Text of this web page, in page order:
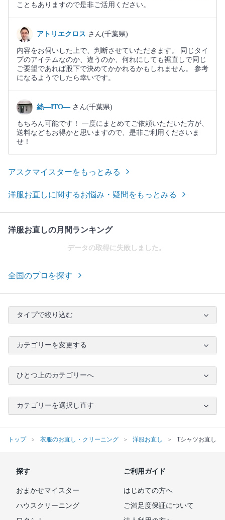
こともありますので是非ご活用ください。
アトリエクロス さん(千葉県)
内容をお伺いした上で、判断させていただきます。 同じタイ
プのアイテムなのか、違うのか、何れにしても裾直しで同じ
ご要望であれば股下で決めてかかれるかもしれません。 参考
になるようでしたら幸いです。
絲―ITO― さん(千葉県)
もちろん可能です！ 一度にまとめてご依頼いただいた方が、
送料などもお得かと思いますので、是非ご利用くださいま
せ！
アスクマイスターをもっとみる
洋服お直しに関するお悩み・疑問をもっとみる
洋服お直しの月間ランキング
データの取得に失敗しました。
全国のプロを探す
タイプで絞り込む
カテゴリーを変更する
ひとつ上のカテゴリーへ
カテゴリーを選択し直す
トップ 衣服のお直し・クリーニング 洋服お直し Tシャツお直し
探す
おまかせマイスター
ハウスクリーニング
ご利用ガイド
はじめての方へ
ご満足度保証について